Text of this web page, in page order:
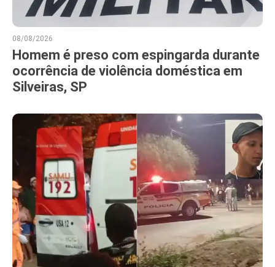
08/08/2026
Homem é preso com espingarda durante
ocorrência de violência doméstica em
Silveiras, SP